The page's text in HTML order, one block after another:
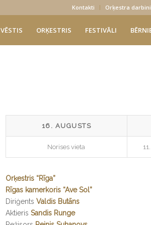
Kontakti Orķestra
VĒSTIS ORĶESTRIS FESTIVĀLI
16. AUGUSTS
Norises vieta
Orķestris “Rīga”
Rīgas kamerkoris “Ave Sol”
Diriģents Valdis Butāns
Aktieris Sandis Runge